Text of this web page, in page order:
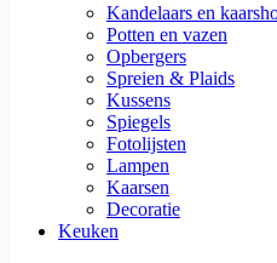
Kandelaars en
Potten en vazen
Opbergers
Spreien & Plaids
Kussens
Spiegels
Fotolijsten
Lampen
Kaarsen
Decoratie
Keuken